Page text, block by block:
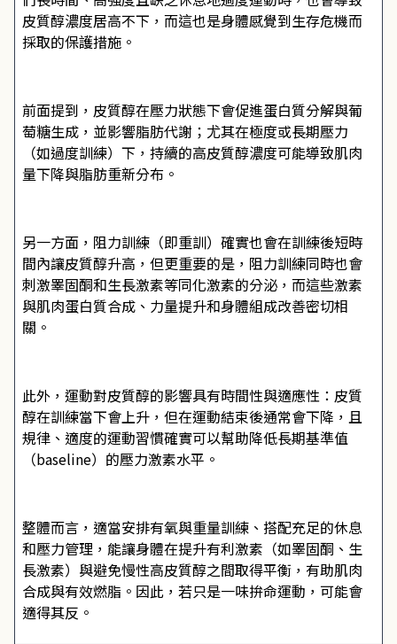
皮質醇濃度居高不下，而這也是身體感覺到生存危機而
採取的保護措施。
前面提到，皮質醇在壓力狀態下會促進蛋白質分解與葡
萄糖生成，並影響脂肪代謝；尤其在極度或長期壓力
（如過度訓練）下，持續的高皮質醇濃度可能導致肌肉
量下降與脂肪重新分布。
另一方面，阻力訓練（即重訓）確實也會在訓練後短時
間內讓皮質醇升高，但更重要的是，阻力訓練同時也會
刺激睪固酮和生長激素等同化激素的分泌，而這些激素
與肌肉蛋白質合成、力量提升和身體組成改善密切相
關。
此外，運動對皮質醇的影響具有時間性與適應性：皮質
醇在訓練當下會上升，但在運動結束後通常會下降，且
規律、適度的運動習慣確實可以幫助降低長期基準值
（baseline）的壓力激素水平。
整體而言，適當安排有氧與重量訓練、搭配充足的休息
和壓力管理，能讓身體在提升有利激素（如睪固酮、生
長激素）與避免慢性高皮質醇之間取得平衡，有助肌肉
合成與有效燃脂。因此，若只是一味拚命運動，可能會
適得其反。